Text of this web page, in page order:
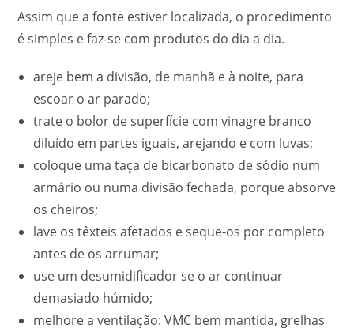
Assim que a fonte estiver localizada, o procedimento
é simples e faz-se com produtos do dia a dia.
areje bem a divisão, de manhã e à noite, para
escoar o ar parado;
trate o bolor de superfície com vinagre branco
diluído em partes iguais, arejando e com luvas;
coloque uma taça de bicarbonato de sódio num
armário ou numa divisão fechada, porque absorve
os cheiros;
lave os têxteis afetados e seque-os por completo
antes de os arrumar;
use um desumidificador se o ar continuar
demasiado húmido;
melhore a ventilação: VMC bem mantida, grelhas